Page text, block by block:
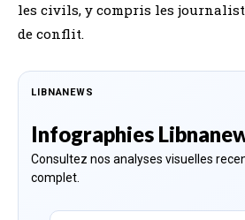
les civils, y compris les
de conflit.
LIBNANEWS
Infographies
Consultez nos analyses visuelles
complet.